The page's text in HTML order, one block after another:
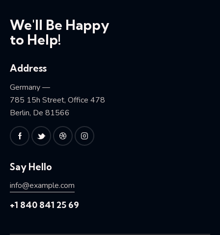
We'll Be Happy
to Help!
Address
Germany —
785 15h Street, Office 478
Berlin, De 81566
Say Hello
info@example.com
+1 840 841 25 69